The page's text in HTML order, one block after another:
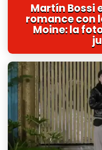
Martín Bossi
romance con
Moine: la